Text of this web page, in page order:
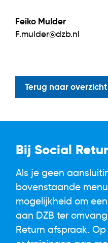
Feiko Mulder
F.mulder@dzb.nl
Terug naar overzicht
Bij Social
Als je geen
bovenstaande
mogelijkheid om
aan DZB ter
Return afspraak.